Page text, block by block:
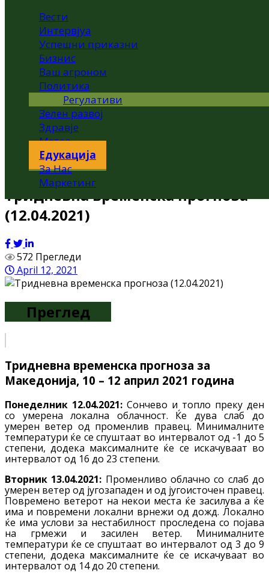
Вести
Интервјуа
Успешни приказни
Бизнис
Ваш агроном
Политика
Регулативи
Зелен развој
Здравје
Метео
Едукација
За Нас
Маркетинг
Тридневна временска прогноза
(12.04.2021)
572 Прегледи
April 12, 2021
Преглед
Тридневна временска прогноза за
Македонија, 10 – 12 април 2021 година
Понеделник 12.04.2021: Сончево и топло преку ден
со умерена локална облачност. Ќе дува слаб до
умерен ветер од променлив правец. Минималните
температури ќе се спуштаат во интервалот од -1 до 5
степени, додека максималните ќе се искачуваат во
интервалот од 16 до 23 степени.
Вторник 13.04.2021: Променливо облачно со слаб до
умерен ветер од југозападен и од југоисточен правец.
Повремено ветерот на некои места ќе засилува а ќе
има и повремени локални врнежи од дожд. Локално
ќе има услови за нестабилност проследена со појава
на грмежи и засилен ветер. Минималните
температури ќе се спуштаат во интервалот од 3 до 9
степени, додека максималните ќе се искачуваат во
интервалот од 14 до 20 степени.